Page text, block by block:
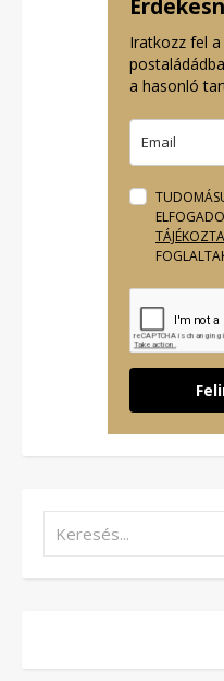
Iratkozz fel
a hasonló